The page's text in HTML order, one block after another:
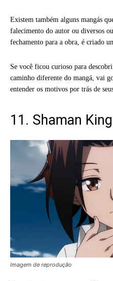
Existem também alguns mangás
falecimento do autor ou diversos
fechamento para a obra, é criado
Se você ficou curioso para
caminho diferente do mangá, vai
entender os motivos por trás de
11. Shaman King
Imagem de reprodução